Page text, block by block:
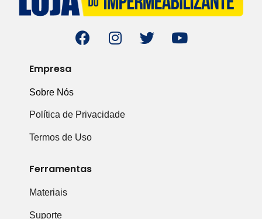
Empresa
Sobre Nós
Política de Privacidade
Termos de Uso
Ferramentas
Materiais
Suporte